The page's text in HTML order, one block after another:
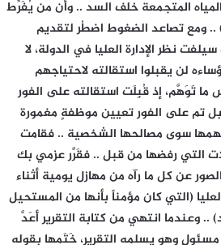
المتجمعة خلف السد .. وأن من يُفَرِّط
ومع تصاعد الضغوط اضطُر لتقديم
نظر الإدارة العليا في الدولة، لا
لن يقبلوا استقالته لاحتياجهم
تَوَهَّم، إذ قُبِلَت استقالته على الفور
تم على الفور تعيين موظفةٍ مغمورة
يهمها سوى مصالحها الشخصية .. فقامت
التي رفضها من قبل .. فقَرَّر عزمي بك
عن كل ما رآه من مهازل يومية أثناء
(التي كان مؤمناً بأنها من المستحيل
وعندما انتهي من كتابة التقرير أَعَدَّ
وهو يسلمه التقرير، خَتَمها بقوله